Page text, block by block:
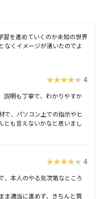
習を進めていくのか未知の世界
なくイメージが湧いたのでよ
★★★★★ 4
説明も丁寧で、わかりやすか
で、パソコン上での指示やヒ
とも言えないかなと思いまし
★★★★★ 4
、本人のやる気次第なところ
ま適当に進めず、きちんと質